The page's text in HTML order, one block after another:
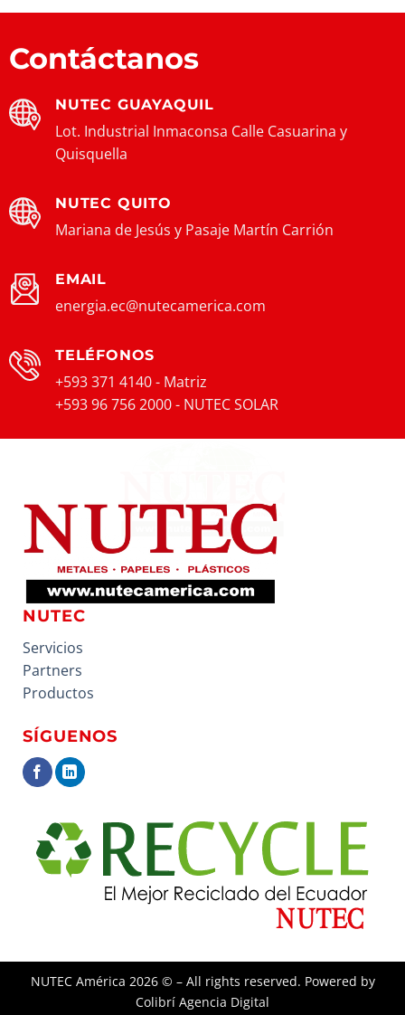
Contáctanos
NUTEC GUAYAQUIL
Lot. Industrial Inmaconsa Calle Casuarina y
Quisquella
NUTEC QUITO
Mariana de Jesús y Pasaje Martín Carrión
EMAIL
energia.ec@nutecamerica.com
TELÉFONOS
+593 371 4140 - Matriz
+593 96 756 2000 - NUTEC SOLAR
NUTEC
Servicios
Partners
Productos
SÍGUENOS
NUTEC América 2026 © – All rights reserved. Powered by
Colibrí Agencia Digital